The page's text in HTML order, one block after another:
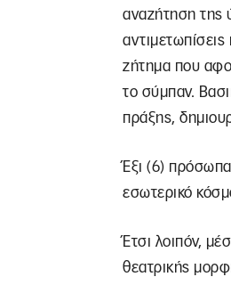
αναζήτηση της
ζήτημα που
το σύμπαν.
πράξης,
Έξι (6) πρόσωπα
εσωτερικό
Έτσι λοιπόν,
θεατρικής